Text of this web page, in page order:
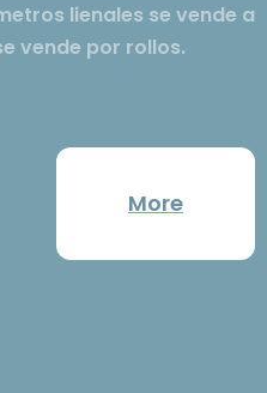
lienales se vende a
vende por rollos.
More